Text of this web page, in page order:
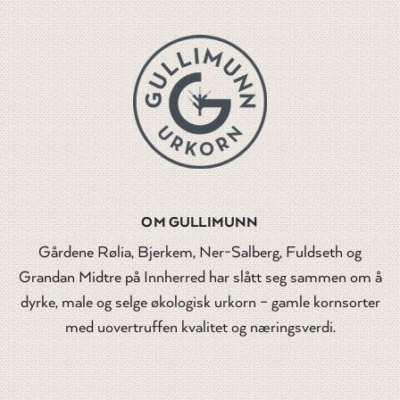
OM GULLIMUNN
Gårdene Rølia, Bjerkem, Ner-Salberg, Fuldseth og
Grandan Midtre på Innherred har slått seg sammen om å
dyrke, male og selge økologisk urkorn – gamle kornsorter
med uovertruffen kvalitet og næringsverdi.